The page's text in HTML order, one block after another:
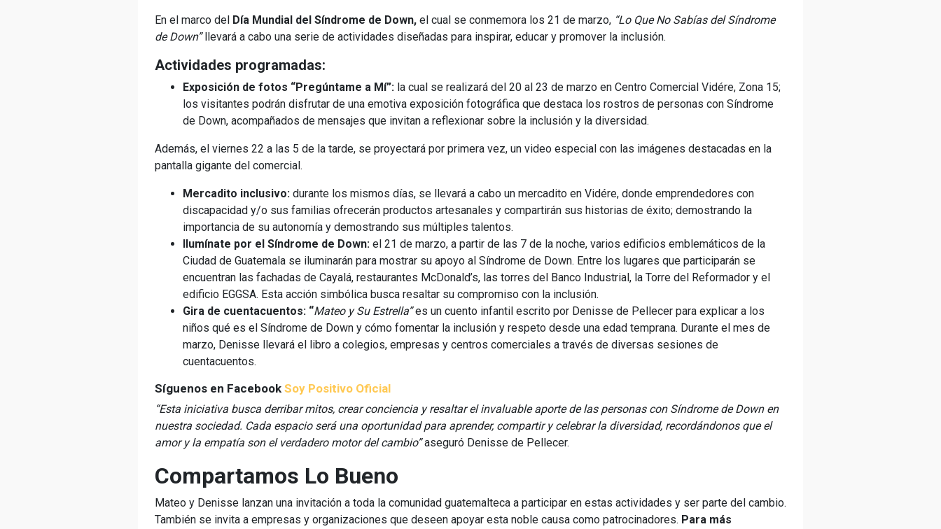
En el marco del Día Mundial del Síndrome de Down, el cual se conmemora los 21 de marzo, “Lo Que No Sabías del Síndrome
de Down”llevará a cabo una serie de actividades diseñadas para inspirar, educar y promover la inclusión.
Actividades programadas:
Exposición de fotos “Pregúntame a Mí”: la cual se realizará del 20 al 23 de marzo en Centro Comercial Vidére, Zona 15;
los visitantes podrán disfrutar de una emotiva exposición fotográfica que destaca los rostros de personas con Síndrome
de Down, acompañados de mensajes que invitan a reflexionar sobre la inclusión y la diversidad.
Además, el viernes 22 a las 5 de la tarde, se proyectará por primera vez, un video especial con las imágenes destacadas en la
pantalla gigante del comercial.
Mercadito inclusivo: durante los mismos días, se llevará a cabo un mercadito en Vidére, donde emprendedores con
discapacidad y/o sus familias ofrecerán productos artesanales y compartirán sus historias de éxito; demostrando la
importancia de su autonomía y demostrando sus múltiples talentos.
Ilumínate por el Síndrome de Down: el 21 de marzo, a partir de las 7 de la noche, varios edificios emblemáticos de la
Ciudad de Guatemala se iluminarán para mostrar su apoyo al Síndrome de Down. Entre los lugares que participarán se
encuentran las fachadas de Cayalá, restaurantes McDonald’s, las torres del Banco Industrial, la Torre del Reformador y el
edificio EGGSA. Esta acción simbólica busca resaltar su compromiso con la inclusión.
Gira de cuentacuentos: “Mateo y Su Estrella”es un cuento infantil escrito por Denisse de Pellecer para explicar a los
niños qué es el Síndrome de Down y cómo fomentar la inclusión y respeto desde una edad temprana. Durante el mes de
marzo, Denisse llevará el libro a colegios, empresas y centros comerciales a través de diversas sesiones de
cuentacuentos.
Síguenos en Facebook Soy Positivo Oficial
“Esta iniciativa busca derribar mitos, crear conciencia y resaltar el invaluable aporte de las personas con Síndrome de Down en
nuestra sociedad. Cada espacio será una oportunidad para aprender, compartir y celebrar la diversidad, recordándonos que el
amor y la empatía son el verdadero motor del cambio”aseguró Denisse de Pellecer.
Compartamos Lo Bueno
Mateo y Denisse lanzan una invitación a toda la comunidad guatemalteca a participar en estas actividades y ser parte del cambio.
También se invita a empresas y organizaciones que deseen apoyar esta noble causa como patrocinadores. Para más